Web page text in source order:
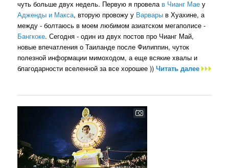
чуть больше двух недель. Первую я провела в Чианг Мае у
Адженды и Макса, вторую провожу у Варвары в Хуахине, а
между - болтаюсь в моем любимом азиатском мегаполисе -
Бангкоке. Сегодня - один из двух постов про Чианг Май,
новые впечатления о Таиланде после Филиппин, чуток
полезной информации мимоходом, а еще всякие хвалы и
благодарности вселенной за все хорошее ))Читать далее